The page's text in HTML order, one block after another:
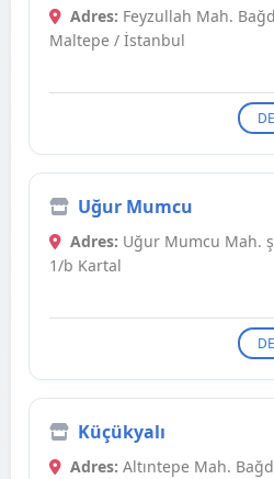
Adres: Feyzullah Mah.
Maltepe / İstanbul
Uğur Mumcu
Adres: Uğur Mumcu Mah.
1/b Kartal
Küçükyalı
Adres: Altıntepe Mah.